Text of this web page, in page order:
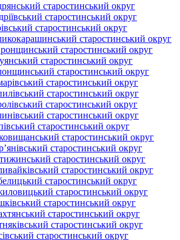
старостинський округ
старостинський округ
старостинський округ
старостинський округ
старостинський округ
старостинський округ
старостинський округ
старостинський округ
старостинський округ
старостинський округ
старостинський округ
старостинський округ
старостинський округ
старостинський округ
старостинський округ
старостинський округ
старостинський округ
старостинський округ
старостинський округ
старостинський округ
старостинський округ
старостинський округ